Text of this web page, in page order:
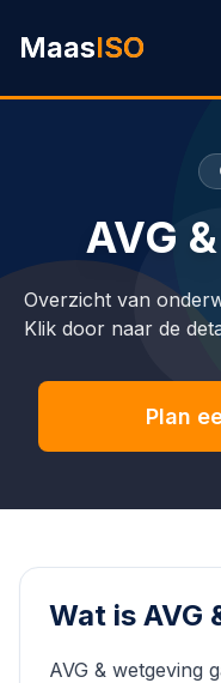
MaasISO
AVG
Overzicht van
Klik door naar de
Plan
Wat is AVG
AVG & wetgeving